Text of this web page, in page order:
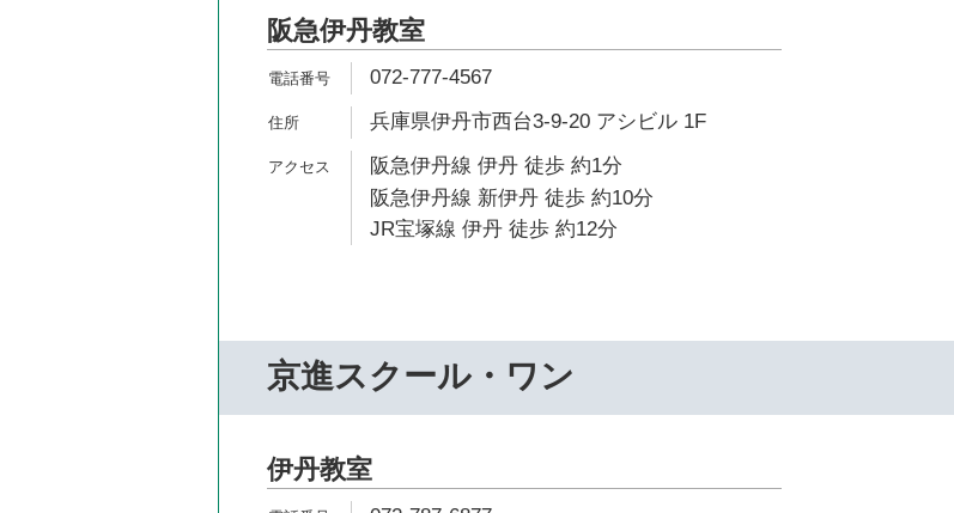
阪急伊丹教室
072-777-4567
兵庫県伊丹市西台3-9-20 アシビル 1F
阪急伊丹線 伊丹 徒歩 約1分
阪急伊丹線 新伊丹 徒歩 約10分
JR宝塚線 伊丹 徒歩 約12分
京進スクール・ワン
伊丹教室